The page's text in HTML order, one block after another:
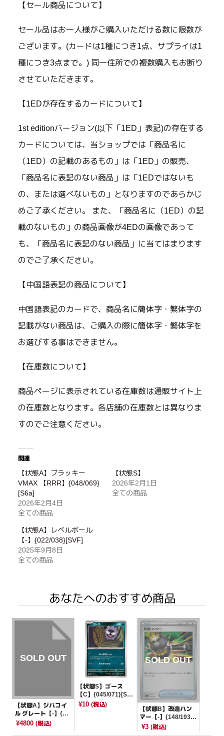
【セール商品について】
セール品はお一人様がご購入いただける数に限数が
ございます。(カードは1種につき1点、サプライは1
種につき3点まで。) 同一住所での複数購入もお断り
させていただきます。
【1EDが存在するカードについて】
1st editionバージョン(以下「1ED」表記)の存在する
カードについては、当ショップでは「商品名に
（1ED）の記載のあるもの」は「1ED」の販売、
「商品名に表記のない商品」は「1EDではないも
の、または選べないもの」となりますのであらかじ
めご了承ください。 また、「商品名に（1ED）の記
載のないもの」の商品画像が4EDの画像であって
も、「商品名に表記のない商品」に当てはまります
のでご了承ください。
【中国語表記の商品について】
中国語表記のカードで、商品名に簡体字・繁体字の
記載がない商品は、ご購入の際に簡体字・繁体字を
お選びする事はできません。
【在庫数について】
商品ページに表示されている在庫数は通販サイト上
の在庫数となります。各店舗の在庫数とは異なりま
すのでご注意ください。
関連
【状態A】ブラッキー
VMAX 【RRR】{048/069}
[S6a]
2026年2月4日
全ての商品
【状態S】
2026年2月1日
全ての商品
【状態A】レベルボール
【-】{022/038}[SVF]
2025年9月8日
全ての商品
あなたへのおすすめ商品
【状態A】ジバコイ
ル グレート【-】{01
1/040}[その他]
¥4800 (税込)
【状態S】ゴース
【C】{045/071}[SV
5K]
¥10(税込)
【状態B】改造ハン
マー【-】{148/193}
[M2a]
¥3 (税込)